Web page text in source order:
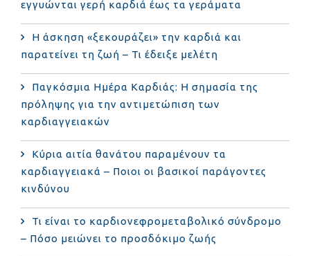
εγγυώνται γερή καρδιά έως τα γεράματα
Η άσκηση «ξεκουράζει» την καρδιά και
παρατείνει τη ζωή – Τι έδειξε μελέτη
Παγκόσμια Ημέρα Καρδιάς: Η σημασία της
πρόληψης για την αντιμετώπιση των
καρδιαγγειακών
Κύρια αιτία θανάτου παραμένουν τα
καρδιαγγειακά – Ποιοι οι βασικοί παράγοντες
κινδύνου
Τι είναι το καρδιονεφρομεταβολικό σύνδρομο
– Πόσο μειώνει το προσδόκιμο ζωής